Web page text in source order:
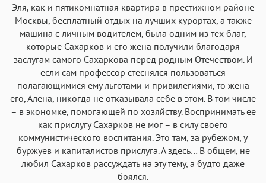
Эля, как и пятикомнатная квартира в престижном районе
Москвы, бесплатный отдых на лучших курортах, а также
машина с личным водителем, была одним из тех благ,
которые Сахарков и его жена получили благодаря
заслугам самого Сахаркова перед родным Отечеством. И
если сам профессор стеснялся пользоваться
полагающимися ему льготами и привилегиями, то жена
его, Алена, никогда не отказывала себе в этом. В том числе
– в экономке, помогающей по хозяйству. Воспринимать ее
как прислугу Сахарков не мог – в силу своего
коммунистического воспитания. Это там, за рубежом, у
буржуев и капиталистов прислуга. А здесь… В общем, не
любил Сахарков рассуждать на эту тему, а будто даже
боялся.